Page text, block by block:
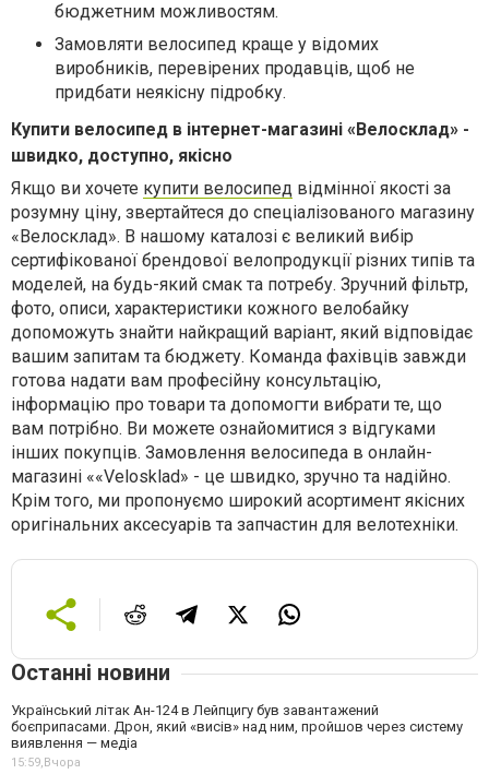
бюджетним можливостям.
Замовляти велосипед краще у відомих
виробників, перевірених продавців, щоб не
придбати неякісну підробку.
Купити велосипед в інтернет-магазині «Велосклад» -
швидко, доступно, якісно
Якщо ви хочете купити велосипед відмінної якості за
розумну ціну, звертайтеся до спеціалізованого магазину
«Велосклад». В нашому каталозі є великий вибір
сертифікованої брендової велопродукції різних типів та
моделей, на будь-який смак та потребу. Зручний фільтр,
фото, описи, характеристики кожного велобайку
допоможуть знайти найкращий варіант, який відповідає
вашим запитам та бюджету. Команда фахівців завжди
готова надати вам професійну консультацію,
інформацію про товари та допомогти вибрати те, що
вам потрібно. Ви можете ознайомитися з відгуками
інших покупців. Замовлення велосипеда в онлайн-
магазині ««Velosklad» - це швидко, зручно та надійно.
Крім того, ми пропонуємо широкий асортимент якісних
оригінальних аксесуарів та запчастин для велотехніки.
Останні новини
Український літак Ан-124 в Лейпцигу був завантажений
боєприпасами. Дрон, який «висів» над ним, пройшов через систему
виявлення — медіа
15:59, Вчора